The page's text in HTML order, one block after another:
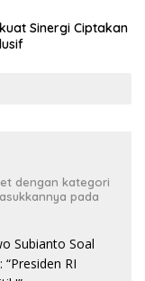
Sinergi Ciptakan
dengan kategori
pada